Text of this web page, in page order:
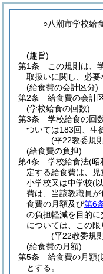
○八潮市学校給
(趣旨)
第1条
この規則は、
取扱いに関し、必要
(給食費の会計区分)
第2条
給食費の会計
(学校給食の回数)
第3条
学校給食の回
ついては183回、生
(平22教委規
(給食費の負担)
第4条
学校給食法(昭
定する給食費は、
小学校又は中学校(
費は、当該教職員が
食費の月額及び第6
の負担軽減を目的
については、この限
(平22教委規
(給食費の月額)
第5条
給食費の月額(
とする。